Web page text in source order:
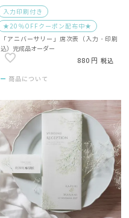
入力印刷付き
★20％OFFクーポン配布中★
「アニバーサリー」席次表（入力・印刷
込）完成品オーダー
880 税込
商品について